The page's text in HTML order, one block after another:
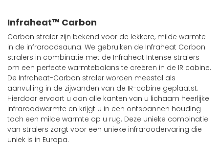
Infraheat™ Carbon
Carbon straler zijn ​​bekend voor de lekkere, milde warmte
in de infraroodsauna. We gebruiken de Infraheat Carbon
stralers in combinatie met de Infraheat Intense stralers
om een ​​perfecte warmtebalans te creëren in de IR cabine.
De Infraheat-Carbon straler worden meestal als
aanvulling in de zijwanden van de IR-cabine geplaatst.
Hierdoor ervaart u aan alle kanten van u lichaam heerlijke
infraroodwarmte en krijgt u in een ontspannen houding
toch een milde warmte op u rug. Deze unieke combinatie
van stralers zorgt voor een unieke infraroodervaring die
uniek is in Europa.